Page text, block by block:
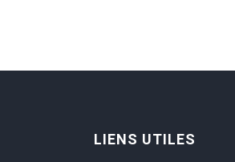
LIENS UTILES